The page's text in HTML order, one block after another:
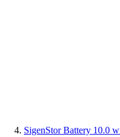
SigenStor Battery 10.0